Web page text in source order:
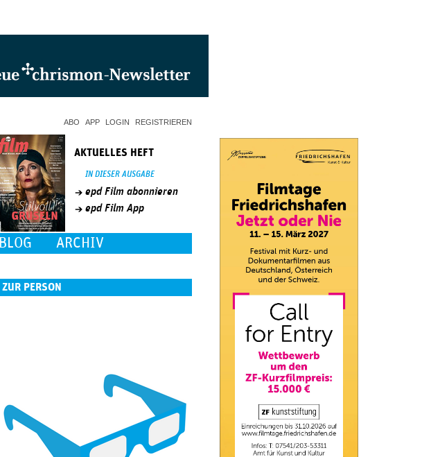
ABO APP LOGIN REGISTRIEREN
AKTUELLES HEFT
IN DIESER AUSGABE
epd Film abonnieren
epd Film App
BLOG ARCHIV
ZUR PERSON